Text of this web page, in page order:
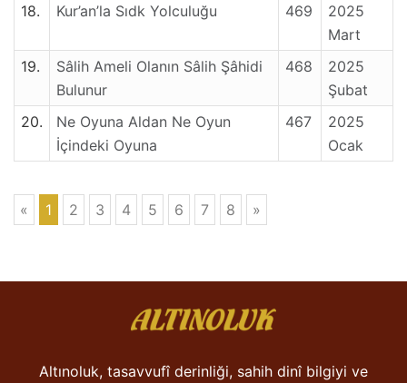
18.
Kur’an’la Sıdk Yolculuğu 469
2025
Mart
19.
Sâlih Ameli Olanın Sâlih Şâhidi
Bulunur
468
2025
Şubat
20.
Ne Oyuna Aldan Ne Oyun
İçindeki Oyuna
467
2025
Ocak
« 1 2 3 4 5 6 7 8 »
Altınoluk, tasavvufî derinliği, sahih dinî bilgiyi ve